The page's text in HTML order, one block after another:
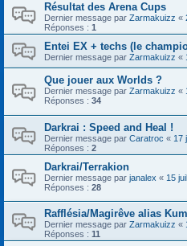
Résultat des Arena Cups
Dernier message par Zarmakuizz «
Réponses : 1
Entei EX + techs (le
Dernier message par Zarmakuizz «
Que jouer aux Worlds ?
Dernier message par Zarmakuizz «
Réponses : 34
Darkrai : Speed and Heal !
Dernier message par Caratroc « 17
Réponses : 2
Darkrai/Terrakion
Dernier message par janalex « 15
Réponses : 28
Rafflésia/Magirêve alias
Dernier message par Zarmakuizz «
Réponses : 11